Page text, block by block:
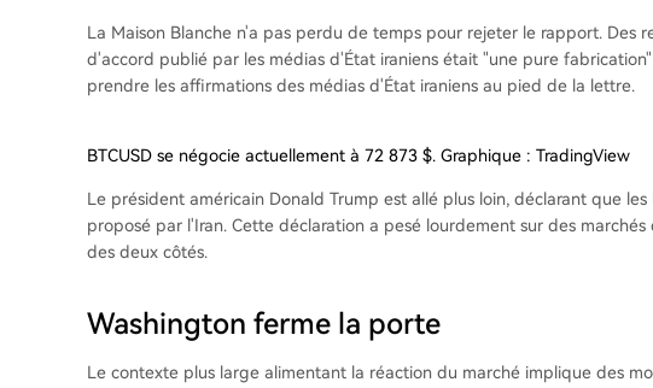
La Maison Blanche n'a pas perdu de temps pour rejeter le rapport. Des
d'accord publié par les médias d'État iraniens était "une pure
prendre les affirmations des médias d'État iraniens au pied de la lettre.
BTCUSD se négocie actuellement à 72 873 $. Graphique : TradingView
Le président américain Donald Trump est allé plus loin, déclarant que
proposé par l'Iran. Cette déclaration a pesé lourdement sur des
des deux côtés.
Washington ferme la porte
Le contexte plus large alimentant la réaction du marché implique des